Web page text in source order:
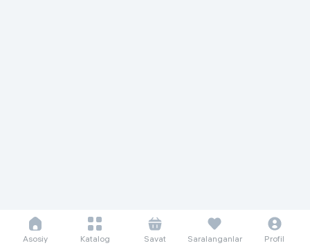
Asosiy Katalog Savat Saralanganlar Profil